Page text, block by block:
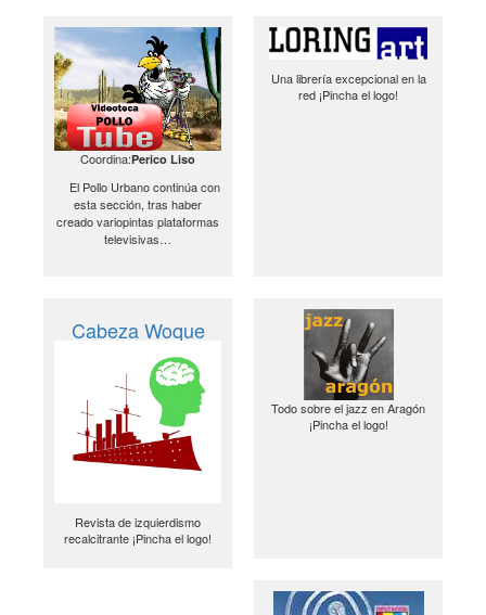
Coordina:Perico Liso
El Pollo Urbano continúa con
esta sección, tras haber
creado variopintas plataformas
televisivas…
Una librería excepcional en la
red ¡Pincha el logo!
Cabeza Woque
Revista de izquierdismo
recalcitrante ¡Pincha el logo!
Todo sobre el jazz en Aragón
¡Pincha el logo!